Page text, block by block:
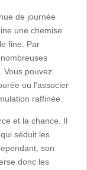
de journée
une chemise
fine. Par
Vous pouvez
ou l'associer
raffinée.
et la chance. Il
séduit les
son
donc les